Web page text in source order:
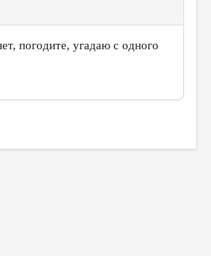
погодите, угадаю с одного